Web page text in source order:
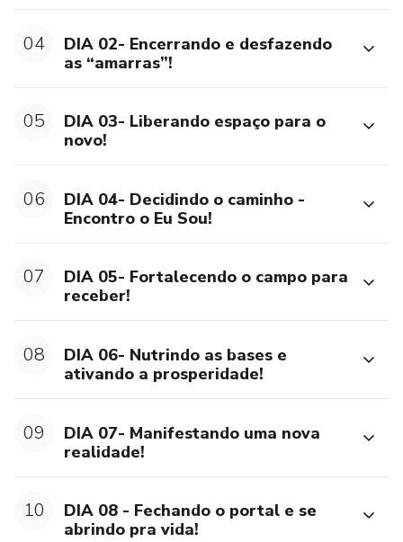
04
DIA 02- Encerrando e desfazendo
as “amarras”!
05
DIA 03- Liberando espaço para o
novo!
06
DIA 04- Decidindo o caminho -
Encontro o Eu Sou!
07
DIA 05- Fortalecendo o campo para
receber!
08
DIA 06- Nutrindo as bases e
ativando a prosperidade!
09
DIA 07- Manifestando uma nova
realidade!
10
DIA 08 - Fechando o portal e se
abrindo pra vida!